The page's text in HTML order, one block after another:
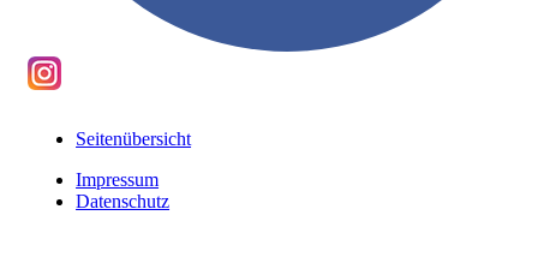
Seitenübersicht
Impressum
Datenschutz